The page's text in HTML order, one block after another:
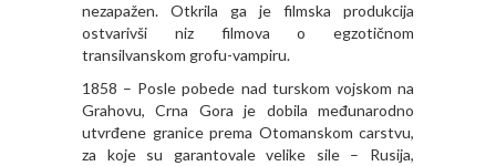
nezapažen. Otkrila ga je filmska produkcija
ostvarivši niz filmova o egzotičnom
transilvanskom grofu-vampiru.
1858 – Posle pobede nad turskom vojskom na
Grahovu, Crna Gora je dobila međunarodno
utvrđene granice prema Otomanskom carstvu,
za koje su garantovale velike sile – Rusija,